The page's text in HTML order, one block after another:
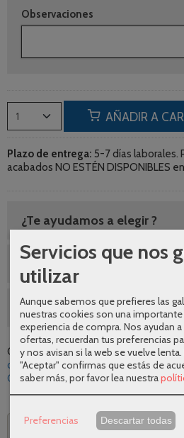
Observaciones
AÑADIR A
Plazo de entrega: 5-7 días laborales.
acabados NO ESTÉN DISPONIBLES
¿Te ayudamos a elegir ?
Envíos gratuitos
SEGUNDAS REBAJAS
Categoría:Muebles de baño |Tags:
comodidad oferta espacios-
Comentarios
Descripción
Servicios que nos
utilizar
Aunque sabemos que prefieres las
nuestras cookies son una
experiencia de compra. Nos ayudan
ofertas, recuerdan tus preferencias
y nos avisan si la web se vuelve
"Aceptar" confirmas que estás de
saber más, por favor lea nuestra
Preferencias Descartar todas